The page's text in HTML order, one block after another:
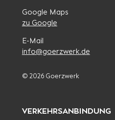
Google Maps
zu Google
E-Mail
info@goerzwerk.de
© 2026 Goerzwerk
VERKEHRSANBINDUNG